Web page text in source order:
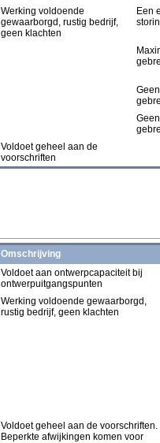
Werking voldoende
gewaarborgd, rustig bedrijf,
geen klachten
Een
Geen
Geen
Voldoet geheel aan de
voorschriften
Omschrijving
Voldoet aan ontwerpcapaciteit bij
ontwerpuitgangspunten
Werking voldoende gewaarborgd,
rustig bedrijf, geen klachten
Voldoet geheel aan de voorschriften.
Beperkte afwijkingen komen voor